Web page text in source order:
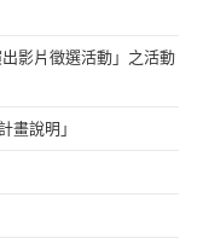
影片徵選活動」之活動
畫說明」